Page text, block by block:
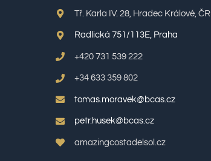
Tř. Karla IV. 28, Hradec Králové, ČR
Radlická 751/113E, Praha
+420 731 539 222
+34 633 359 802
tomas.moravek@bcas.cz
petr.husek@bcas.cz
amazingcostadelsol.cz